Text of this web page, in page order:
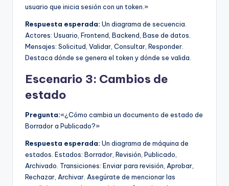
usuario que inicia sesión con un token.»
Respuesta esperada: Un diagrama de secuencia.
Actores: Usuario, Frontend, Backend, Base de datos.
Mensajes: Solicitud, Validar, Consultar, Responder.
Destaca dónde se genera el token y dónde se valida.
Escenario 3: Cambios de
estado
Pregunta:«¿Cómo cambia un documento de estado de
Borrador a Publicado?»
Respuesta esperada: Un diagrama de máquina de
estados. Estados: Borrador, Revisión, Publicado,
Archivado. Transiciones: Enviar para revisión, Aprobar,
Rechazar, Archivar. Asegúrate de mencionar las